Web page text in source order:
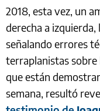
2018, esta vez, un
derecha a
señalando errores
terraplanistas sobre
que están
semana, resultó